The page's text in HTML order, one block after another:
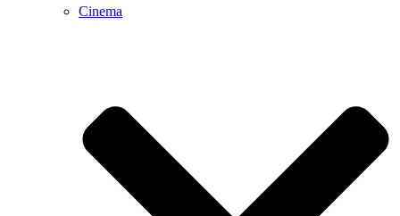
Cinema